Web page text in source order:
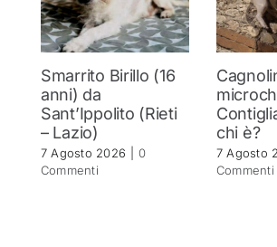
Smarrito Birillo (16
anni) da
Sant’Ippolito (Rieti
– Lazio)
7 Agosto 2026
0
Commenti
chi è?
7 Agosto
Commenti